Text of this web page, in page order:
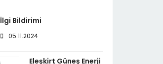
İlgi Bildirimi
05.11.2024
Eleşkirt Güneş Enerji